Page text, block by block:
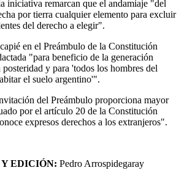
iniciativa remarcan que el andamiaje "del
por tierra cualquier elemento para excluir
del derecho a elegir".
en el Preámbulo de la Constitución
"para beneficio de la generación
y para 'todos los hombres del
el suelo argentino'".
del Preámbulo proporciona mayor
por el artículo 20 de la Constitución
expresos derechos a los extranjeros".
EDICIÓN: Pedro Arrospidegaray